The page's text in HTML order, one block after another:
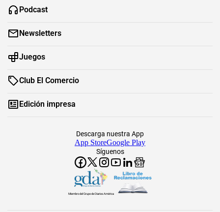
Podcast
Newsletters
Juegos
Club El Comercio
Edición impresa
Síguenos
Descarga nuestra App
App StoreGoogle Play
Miembro del Grupo de Diarios América